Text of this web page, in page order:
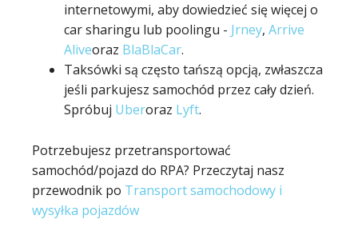
internetowymi, aby dowiedzieć się więcej o
car sharingu lub poolingu - Jrney, Arrive
Aliveoraz BlaBlaCar.
Taksówki są często tańszą opcją, zwłaszcza
jeśli parkujesz samochód przez cały dzień.
Spróbuj Uberoraz Lyft.
Potrzebujesz przetransportować
samochód/pojazd do RPA? Przeczytaj nasz
przewodnik po Transport samochodowy i
wysyłka pojazdów